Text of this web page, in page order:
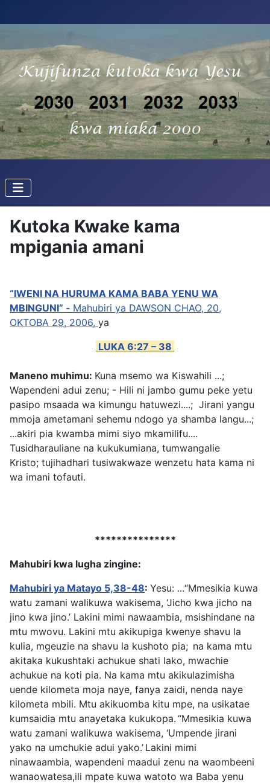
Kutoka Kwake kama
mpigania amani
“IWENI NA HURUMA KAMA BABA YENU WA
MBINGUNI” - Mahubiri ya DAWSON CHAO, 20,
OKTOBA 29, 2006, ya
LUKA 6:27 – 38
Maneno muhimu: Kuna msemo wa Kiswahili ...;
Wapendeni adui zenu; - Hili ni jambo gumu peke yetu
pasipo msaada wa kimungu hatuwezi....; Jirani yangu
mmoja ametamani sehemu ndogo ya shamba langu...;
...akiri pia kwamba mimi siyo mkamilifu....
Tusidharauliane na kukukumiana, tumwangalie
Kristo; tujihadhari tusiwakwaze wenzetu hata kama ni
wa imani tofauti.
***************
Mahubiri kwa lugha zingine:
Mahubiri ya Matayo 5,38-48: Yesu: ...“Mmesikia kuwa
watu zamani walikuwa wakisema, ‘Jicho kwa jicho na
jino kwa jino.’ Lakini mimi nawaambia, msishindane na
mtu mwovu. Lakini mtu akikupiga kwenye shavu la
kulia, mgeuzie na shavu la kushoto pia; na kama mtu
akitaka kukushtaki achukue shati lako, mwachie
achukue na koti pia. Na kama mtu akikulazimisha
uende kilometa moja naye, fanya zaidi, nenda naye
kilometa mbili. Mtu akikuomba kitu mpe, na usikatae
kumsaidia mtu anayetaka kukukopa. “Mmesikia kuwa
watu zamani walikuwa wakisema, ‘Umpende jirani
yako na umchukie adui yako.’ Lakini mimi
ninawaambia, wapendeni maadui zenu na waombeeni
wanaowatesa,ili mpate kuwa watoto wa Baba yenu